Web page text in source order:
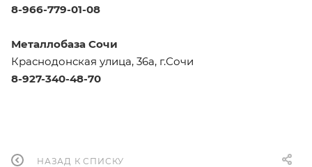
8-966-779-01-08
Металлобаза Сочи
Краснодонская улица, 36а, г.Сочи
8-927-340-48-70
НАЗАД К СПИСКУ